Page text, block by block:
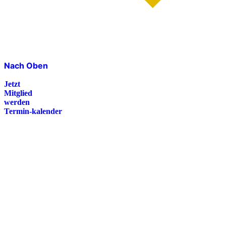
Nach Oben
Jetzt
Mitglied
werden
Termin-kalender